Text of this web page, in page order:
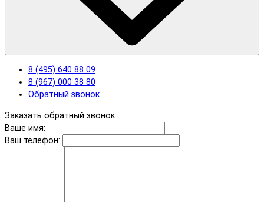
8 (495) 640 88 09
8 (967) 000 38 80
Обратный звонок
Заказать обратный звонок
Ваше имя:
Ваш телефон: